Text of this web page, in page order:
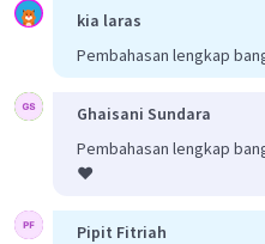
kia laras
Pembahasan lengkap
Ghaisani Sundara
Pembahasan lengkap
❤️
Pipit Fitriah